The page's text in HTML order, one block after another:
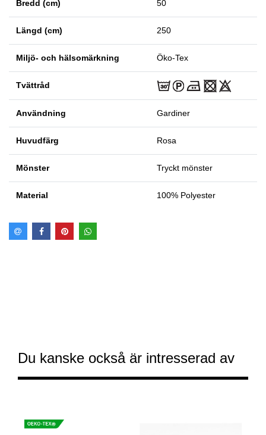
Bredd (cm) 50
Längd (cm) 250
Miljö- och hälsomärkning Öko-Tex
Tvättråd
Användning Gardiner
Huvudfärg Rosa
Mönster Tryckt mönster
Material 100% Polyester
Du kanske också är intresserad av